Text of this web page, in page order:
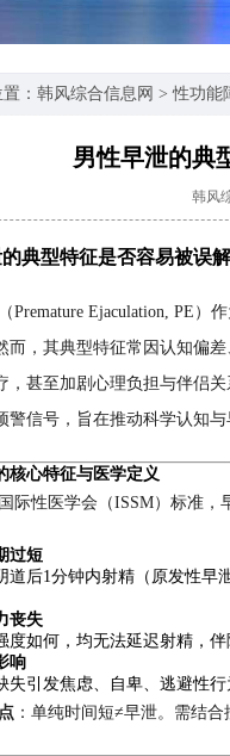
： 韩风综合信息网 >性功能
男性早泄的典
韩风
典型特征是否容易被误
Premature Ejaculation, PE）
而，其典型特征常因认知偏
，甚至加剧心理负担与伴侣
警信号，旨在推动科学认知与
核心特征与医学定义
际性医学会（ISSM）标准，
过短
道后1分钟内射精（原发性早
丧失
度如何，均无法延迟射精，伴
响
失引发焦虑、自卑、逃避性行
：单纯时间短≠早泄。需结